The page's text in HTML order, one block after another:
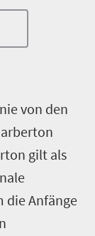
von den
gilt als
die Anfänge